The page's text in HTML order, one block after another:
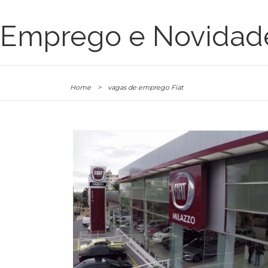
Emprego e
Home > vagas de emprego Fiat